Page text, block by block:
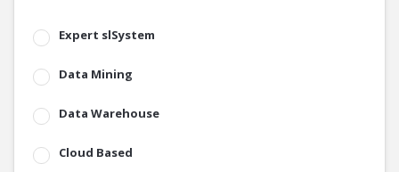
Expert slSystem
Data Mining
Data Warehouse
Cloud Based